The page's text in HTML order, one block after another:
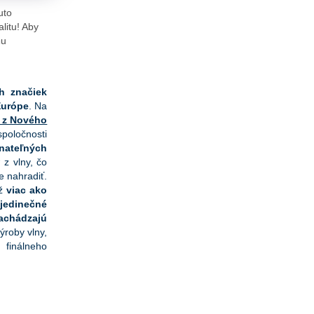
Aby
značiek
. Na
Nového
z vlny, čo
nahradiť.
viac ako
jedinečné
vlny,